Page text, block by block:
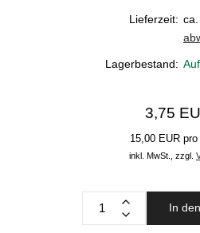
Lieferzeit:
Lagerbestand:
3,75
15,00 EUR
inkl. MwSt., zzgl.
In